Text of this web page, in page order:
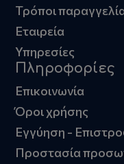
Τρόποι
Εταιρεία
Υπηρεσίες
Πληροφορίες
Επικοινωνία
Όροι χρήσης
Εγγύηση -
Προστασία